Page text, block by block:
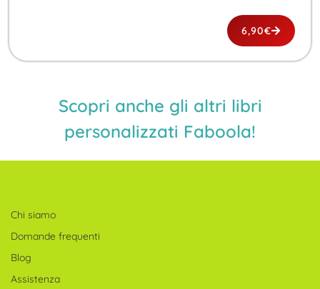
6,90€
Scopri anche gli altri libri
personalizzati Faboola!
Chi siamo
Domande frequenti
Blog
Assistenza